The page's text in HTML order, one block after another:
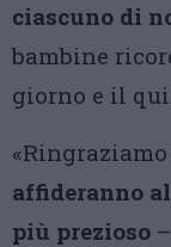
ciascuno di
bambine
giorno e il
affideranno
più prezioso